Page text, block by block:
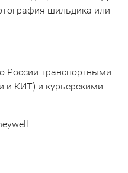
шильдика или
России транспортными
и КИТ) и курьерскими